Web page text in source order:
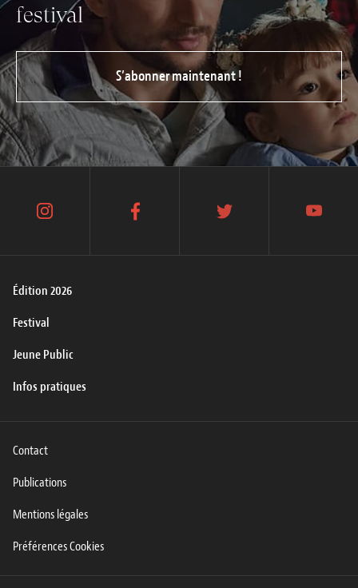
festival
S’abonner maintenant !
Édition 2026
Festival
Jeune Public
Infos pratiques
instagram facebook twitter youtube
Contact
Publications
Mentions légales
Préférences Cookies